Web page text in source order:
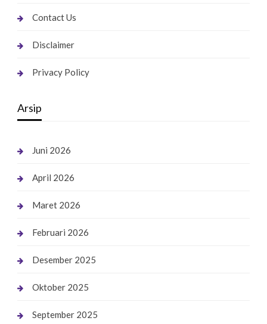
Contact Us
Disclaimer
Privacy Policy
Arsip
Juni 2026
April 2026
Maret 2026
Februari 2026
Desember 2025
Oktober 2025
September 2025